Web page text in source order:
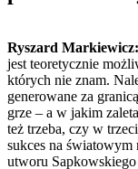
Ryszard Markiewicz:
jest teoretycznie
których nie znam.
generowane za
grze – a w jakim
też trzeba, czy w
sukces na światowym
utworu